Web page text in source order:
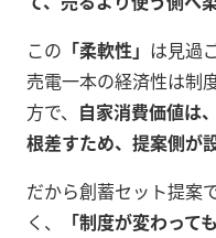
この 「柔軟性」 は見過
売電一本の経済性は制
方で、 自家消費価値は
根差すため、提案側が
だから創蓄セット提案
く、
「制度が変わっ